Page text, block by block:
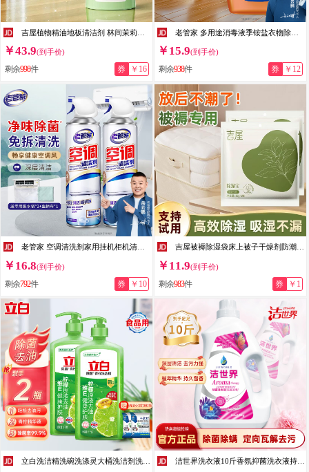
￥43.9(到手价)
剩余998件 券 ￥16
￥15.9(到手价)
剩余938件 券 ￥12
￥16.8(到手价)
剩余792件 券 ￥10
￥11.9(到手价)
剩余983件 券 ￥1